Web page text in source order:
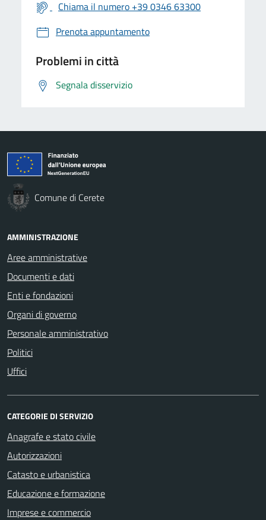
Chiama il numero +39 0346 63300
Prenota appuntamento
Problemi in città
Segnala disservizio
Comune di Cerete
AMMINISTRAZIONE
Aree amministrative
Documenti e dati
Enti e fondazioni
Organi di governo
Personale amministrativo
Politici
Uffici
CATEGORIE DI SERVIZIO
Anagrafe e stato civile
Autorizzazioni
Catasto e urbanistica
Educazione e formazione
Imprese e commercio